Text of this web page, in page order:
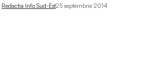
Redactia Info Sud-Est25 septembrie 2014